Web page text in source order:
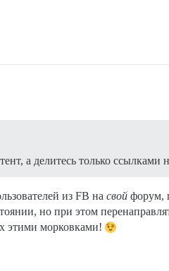
а делитесь только ссылками
из FB на свой форум,
но при этом
этими морковками!